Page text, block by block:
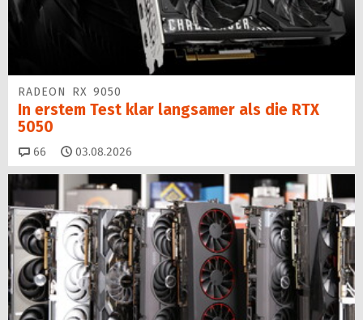
RADEON RX 9050
In erstem Test klar langsamer als die RTX
5050
66 Kommentare
03.08.2026